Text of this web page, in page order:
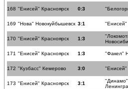
168 "Енисей" Красноярск 0:3
169 "Нова" Новокуйбышевск 3:1 "Енисей"
170 "Енисей" Красноярск 1:3
171 "Енисей" Красноярск 1:3 "Факел"
172 "Кузбасс" Кемерово 3:0 "Енисей"
173 "Енисей" Красноярск 3:1
"Динамо"